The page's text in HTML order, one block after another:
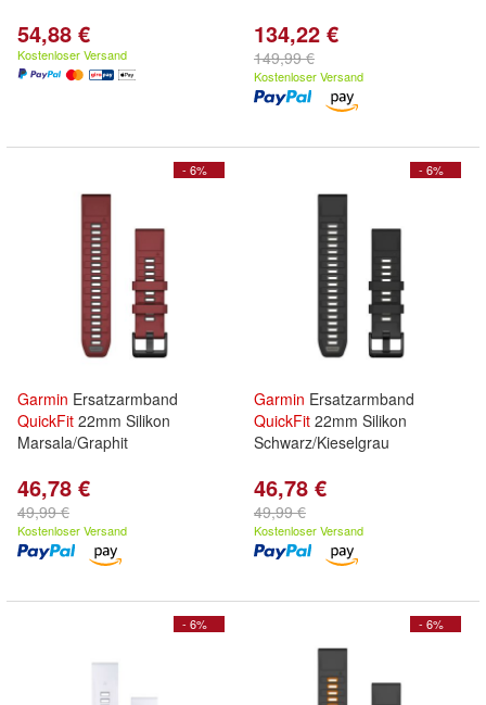
54,88 €
Kostenloser Versand
134,22 €
149,99 €
Kostenloser Versand
- 6%
Garmin Ersatzarmband
QuickFit 22mm Silikon
Marsala/Graphit
46,78 €
49,99 €
Kostenloser Versand
- 6%
Garmin Ersatzarmband
QuickFit 22mm Silikon
Schwarz/Kieselgrau
46,78 €
49,99 €
Kostenloser Versand
- 6% - 6%